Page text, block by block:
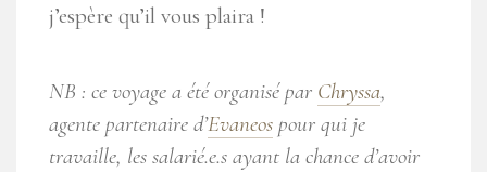
j’espère qu’il vous plaira !
NB : ce voyage a été organisé par Chryssa,
agente partenaire d’Evaneos pour qui je
travaille, les salarié.e.s ayant la chance d’avoir